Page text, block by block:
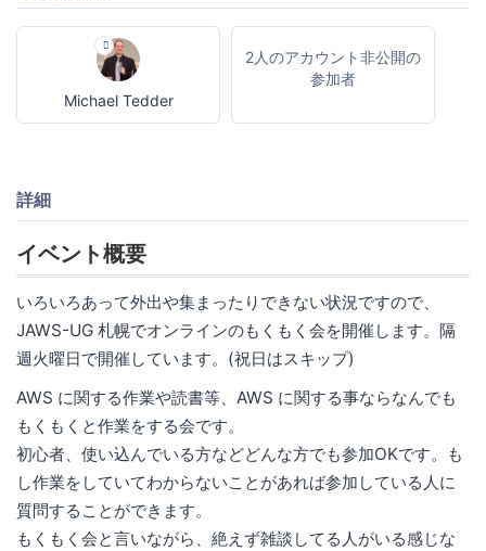
Michael Tedder
2人のアカウント非公開の
参加者
詳細
イベント概要
いろいろあって外出や集まったりできない状況ですので、
JAWS-UG 札幌でオンラインのもくもく会を開催します。隔
週火曜日で開催しています。(祝日はスキップ)
AWS に関する作業や読書等、AWS に関する事ならなんでも
もくもくと作業をする会です。
初心者、使い込んでいる方などどんな方でも参加OKです。も
し作業をしていてわからないことがあれば参加している人に
質問することができます。
もくもく会と言いながら、絶えず雑談してる人がいる感じな